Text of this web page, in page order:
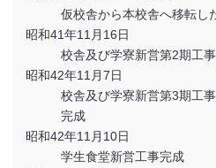
仮校舎から本校舎へ移転し
昭和41年11月16日
校舎及び学寮新営第2期工
昭和42年11月7日
校舎及び学寮新営第3期工
完成
昭和42年11月10日
学生食堂新営工事完成